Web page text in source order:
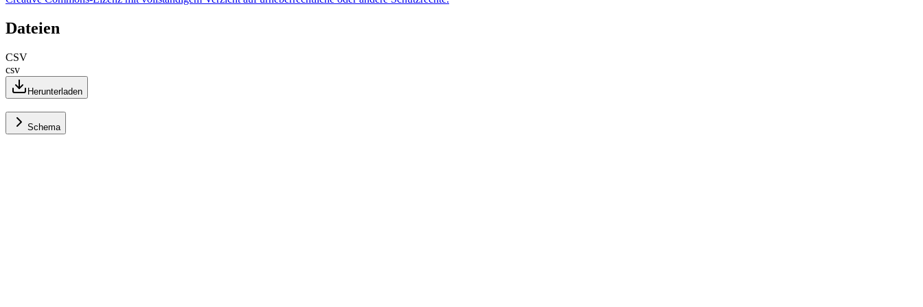
Dateien
CSV
csv
Herunterladen
Schema